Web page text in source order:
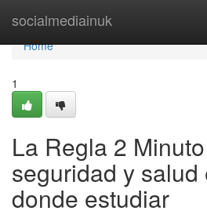
socialmediainuk
Home
Home
1
La Regla 2
seguridad y
donde estudiar